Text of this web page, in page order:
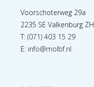
Voorschoterweg 29a
2235 SE Valkenburg ZH
T:(071) 403 15 29
E: info@molbf.nl